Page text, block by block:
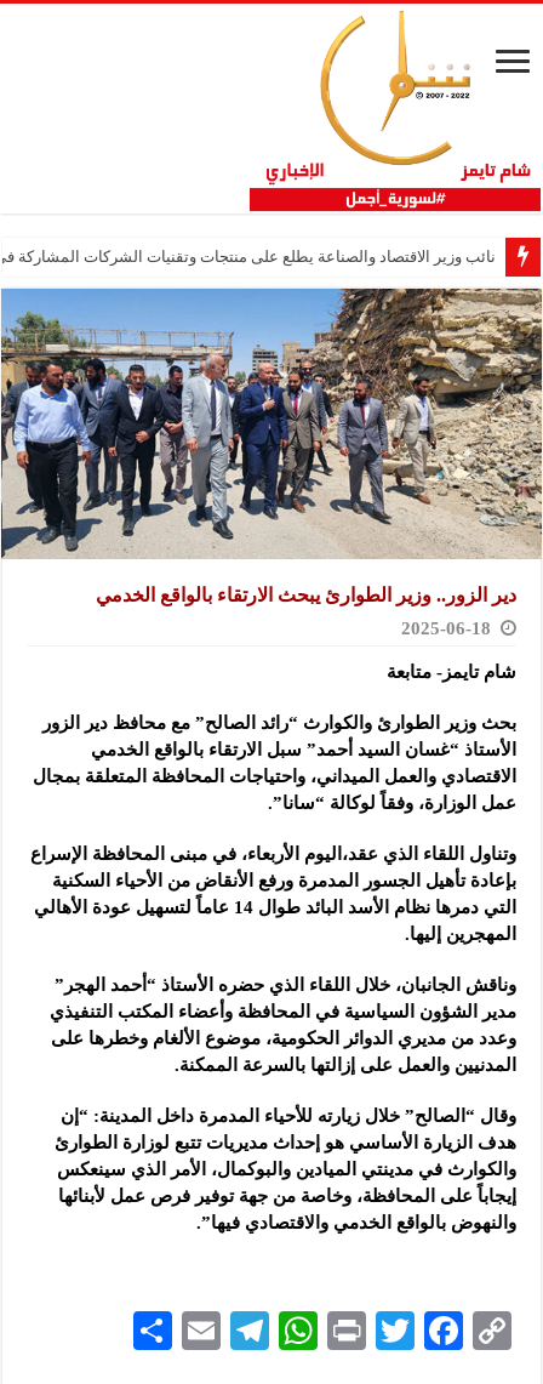
نائب وزير الاقتصاد والصناعة يطلع على منتجات وتقنيات الشركات المشاركة في
دير الزور.. وزير الطوارئ يبحث الارتقاء بالواقع الخدمي
2025-06-18
شام تايمز- متابعة
بحث وزير الطوارئ والكوارث “رائد الصالح” مع محافظ دير الزور
الأستاذ “غسان السيد أحمد” سبل الارتقاء بالواقع الخدمي
الاقتصادي والعمل الميداني، واحتياجات المحافظة المتعلقة بمجال
عمل الوزارة، وفقاً لوكالة “سانا”.
وتناول اللقاء الذي عقد،اليوم الأربعاء، في مبنى المحافظة الإسراع
بإعادة تأهيل الجسور المدمرة ورفع الأنقاض من الأحياء السكنية
التي دمرها نظام الأسد البائد طوال 14 عاماً لتسهيل عودة الأهالي
المهجرين إليها.
وناقش الجانبان، خلال اللقاء الذي حضره الأستاذ “أحمد الهجر”
مدير الشؤون السياسية في المحافظة وأعضاء المكتب التنفيذي
وعدد من مديري الدوائر الحكومية، موضوع الألغام وخطرها على
المدنيين والعمل على إزالتها بالسرعة الممكنة.
وقال “الصالح” خلال زيارته للأحياء المدمرة داخل المدينة: “إن
هدف الزيارة الأساسي هو إحداث مديريات تتبع لوزارة الطوارئ
والكوارث في مدينتي الميادين والبوكمال، الأمر الذي سينعكس
إيجاباً على المحافظة، وخاصة من جهة توفير فرص عمل لأبنائها
والنهوض بالواقع الخدمي والاقتصادي فيها”.
C
F
T
P
W
Te
E